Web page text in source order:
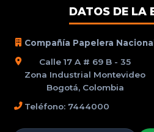
DATOS DE LA
Compañía Papelera
Calle 17 A # 69 B - 35
Zona Industrial Montevideo
Bogotá, Colombia
Teléfono: 7444000